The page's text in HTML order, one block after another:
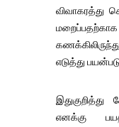
விவாகரத்து
எடுத்து
இதுகுறித்து
எனக்கு